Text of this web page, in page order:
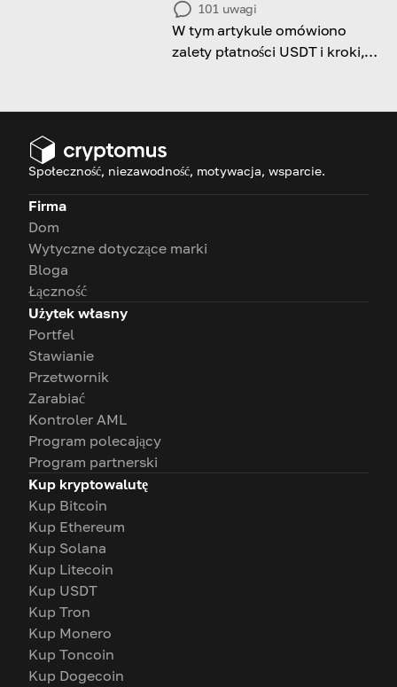
101 uwagi
W tym artykule omówiono
zalety płatności USDT i kroki,
Społeczność, niezawodność, motywacja, wsparcie.
Firma
Dom
Wytyczne dotyczące marki
Bloga
Łączność
Użytek własny
Portfel
Stawianie
Przetwornik
Zarabiać
Kontroler AML
Program polecający
Program partnerski
Kup kryptowalutę
Kup Bitcoin
Kup Ethereum
Kup Solana
Kup Litecoin
Kup USDT
Kup Tron
Kup Monero
Kup Toncoin
Kup Dogecoin